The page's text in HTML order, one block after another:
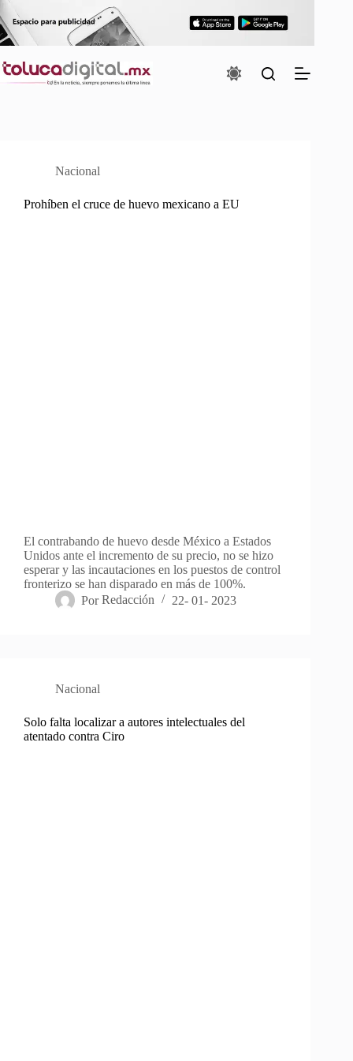
Saltar
al
contenido
Nacional
Prohíben el cruce de huevo mexicano a EU
El contrabando de huevo desde México a Estados
Unidos ante el incremento de su precio, no se hizo
esperar y las incautaciones en los puestos de control
fronterizo se han disparado en más de 100%.
Por Redacción 22- 01- 2023
Nacional
Solo falta localizar a autores intelectuales del
atentado contra Ciro